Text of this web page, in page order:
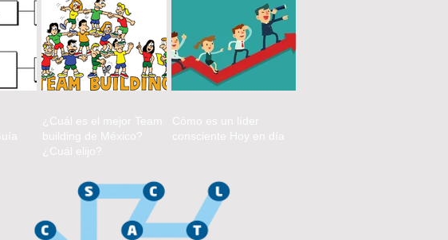
¿Cuál es el mejor Team
building de México?
¿Cuál elijo?
Cómo es un líder
consciente Hoy en día